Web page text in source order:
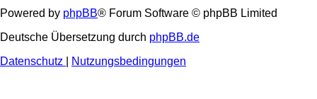
Powered by phpBB® Forum Software © phpBB Limited
Deutsche Übersetzung durch phpBB.de
Datenschutz
Nutzungsbedingungen